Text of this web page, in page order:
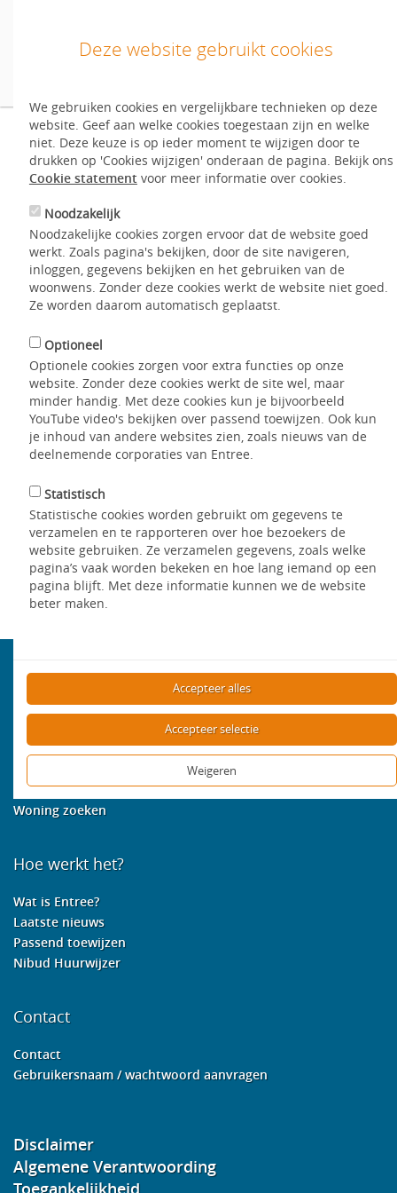
Deze website gebruikt cookies
We gebruiken cookies en vergelijkbare technieken op deze
website. Geef aan welke cookies toegestaan zijn en welke
niet. Deze keuze is op ieder moment te wijzigen door te
drukken op 'Cookies wijzigen' onderaan de pagina. Bekijk ons
Cookie statement voor meer informatie over cookies.
Noodzakelijk
Noodzakelijke cookies zorgen ervoor dat de website goed
werkt. Zoals pagina's bekijken, door de site navigeren,
inloggen, gegevens bekijken en het gebruiken van de
woonwens. Zonder deze cookies werkt de website niet goed.
Ze worden daarom automatisch geplaatst.
Optioneel
Optionele cookies zorgen voor extra functies op onze
website. Zonder deze cookies werkt de site wel, maar
minder handig. Met deze cookies kun je bijvoorbeeld
YouTube video's bekijken over passend toewijzen. Ook kun
je inhoud van andere websites zien, zoals nieuws van de
deelnemende corporaties van Entree.
Statistisch
Statistische cookies worden gebruikt om gegevens te
verzamelen en te rapporteren over hoe bezoekers de
website gebruiken. Ze verzamelen gegevens, zoals welke
pagina’s vaak worden bekeken en hoe lang iemand op een
pagina blijft. Met deze informatie kunnen we de website
beter maken.
Accepteer alles
Accepteer selectie
Weigeren
Inloggen/inschrijven
Inloggen
Nog geen account?Start hier.
Aanbod
Mijn WoonWens
Hoe werkt het?
Contact
Hoe vraag ik urgentie
aan?
Home Hoe werkt het?
Urgentie en klachten
Hoe vraag ik urgentie aan?
Voor het aanvragen van urgentie kunt ucontact opnemen
met één van de Entree corporaties. Meer informatie vindt u
ook op de website van de
urgentiecommissie: www.urgentiecommissie.nl. Daar kunt u
alles lezen. Over hoe u een urgentie kunt aanvragen. Ook
staat daar welke regels daarbij gelden en wat voor mensen in
Delen
Terug
Aanbod
Bekijk het aanbod
Woning zoeken
Hoe werkt het?
Wat is Entree?
Laatste nieuws
Passend toewijzen
Nibud Huurwijzer
Contact
Contact
Gebruikersnaam / wachtwoord aanvragen
Disclaimer
Algemene Verantwoording
Toegankelijkheid